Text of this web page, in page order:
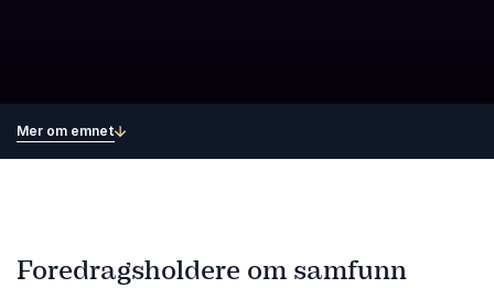
Mer om emnet
Foredragsholdere om samfunn